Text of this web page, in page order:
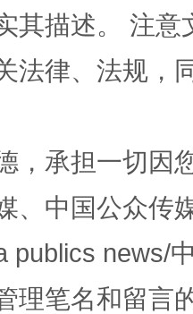
你上场
幕 规模
其描述。 注
法律、法规，
，承担一切因
、中国公众传
publics news/
理笔名和留言